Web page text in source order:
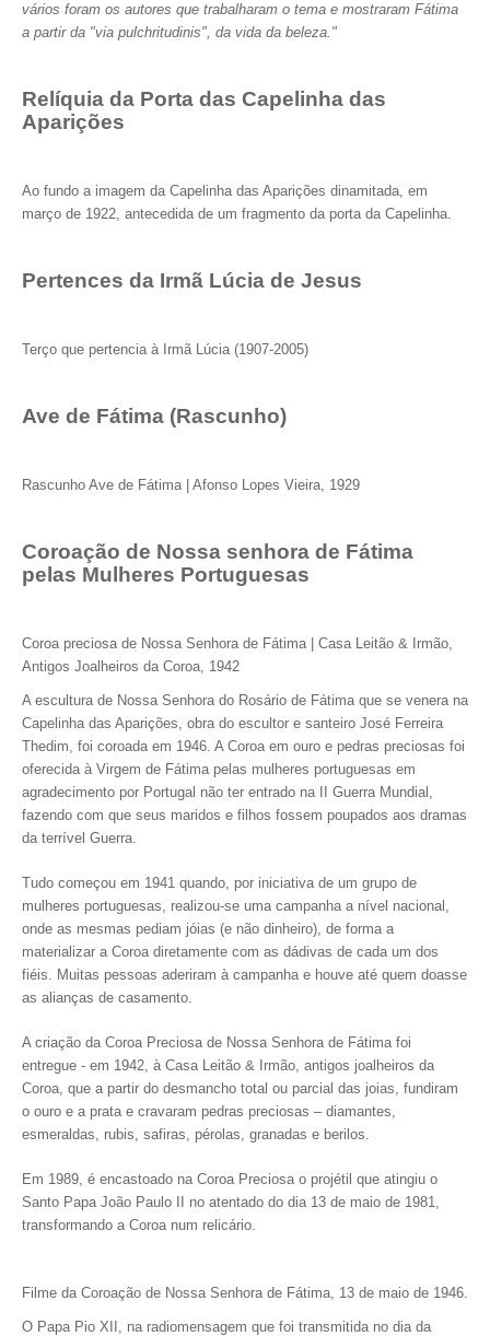
vários foram os autores que trabalharam o tema e mostraram Fátima
a partir da "via pulchritudinis", da vida da beleza."
Relíquia da Porta das Capelinha das
Aparições
Ao fundo a imagem da Capelinha das Aparições dinamitada, em
março de 1922, antecedida de um fragmento da porta da Capelinha.
Pertences da Irmã Lúcia de Jesus
Terço que pertencia à Irmã Lúcia (1907-2005)
Ave de Fátima (Rascunho)
Rascunho Ave de Fátima | Afonso Lopes Vieira, 1929
Coroação de Nossa senhora de Fátima
pelas Mulheres Portuguesas
Coroa preciosa de Nossa Senhora de Fátima | Casa Leitão & Irmão,
Antigos Joalheiros da Coroa, 1942
A escultura de Nossa Senhora do Rosário de Fátima que se venera na
Capelinha das Aparições, obra do escultor e santeiro José Ferreira
Thedim, foi coroada em 1946. A Coroa em ouro e pedras preciosas foi
oferecida à Virgem de Fátima pelas mulheres portuguesas em
agradecimento por Portugal não ter entrado na II Guerra Mundial,
fazendo com que seus maridos e filhos fossem poupados aos dramas
da terrível Guerra.
Tudo começou em 1941 quando, por iniciativa de um grupo de
mulheres portuguesas, realizou-se uma campanha a nível nacional,
onde as mesmas pediam jóias (e não dinheiro), de forma a
materializar a Coroa diretamente com as dádivas de cada um dos
fiéis. Muitas pessoas aderiram à campanha e houve até quem doasse
as alianças de casamento.
A criação da Coroa Preciosa de Nossa Senhora de Fátima foi
entregue - em 1942, à Casa Leitão & Irmão, antigos joalheiros da
Coroa, que a partir do desmancho total ou parcial das joias, fundiram
o ouro e a prata e cravaram pedras preciosas – diamantes,
esmeraldas, rubis, safiras, pérolas, granadas e berilos.
Em 1989, é encastoado na Coroa Preciosa o projétil que atingiu o
Santo Papa João Paulo II no atentado do dia 13 de maio de 1981,
transformando a Coroa num relicário.
Filme da Coroação de Nossa Senhora de Fátima, 13 de maio de 1946.
O Papa Pio XII, na radiomensagem que foi transmitida no dia da